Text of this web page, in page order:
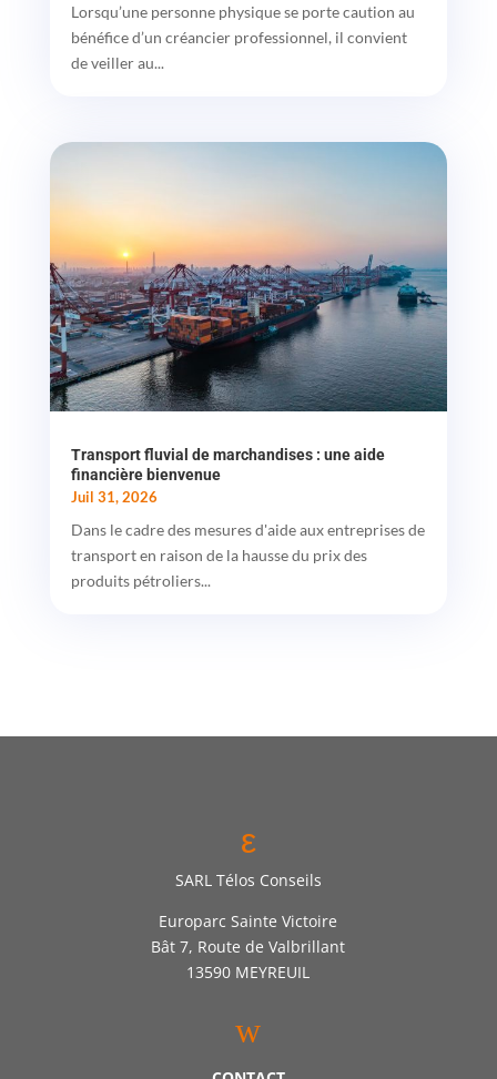
Lorsqu’une personne physique se porte caution au
bénéfice d’un créancier professionnel, il convient
de veiller au...
Transport fluvial de marchandises : une aide
financière bienvenue
Juil 31, 2026
Dans le cadre des mesures d'aide aux entreprises de
transport en raison de la hausse du prix des
produits pétroliers...
ε
SARL Télos Conseils
Europarc Sainte Victoire
Bât 7, Route de Valbrillant
13590 MEYREUIL
w